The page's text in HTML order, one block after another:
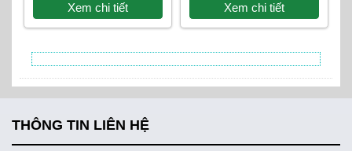
Xem chi tiết Xem chi tiết
THÔNG TIN LIÊN HỆ